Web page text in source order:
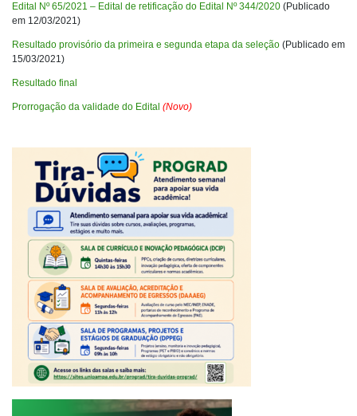
Edital Nº 65/2021 – Edital de retificação do Edital Nº 344/2020 (Publicado
em 12/03/2021)
Resultado provisório da primeira e segunda etapa da seleção (Publicado em
15/03/2021)
Resultado final
Prorrogação da validade do Edital (Novo)